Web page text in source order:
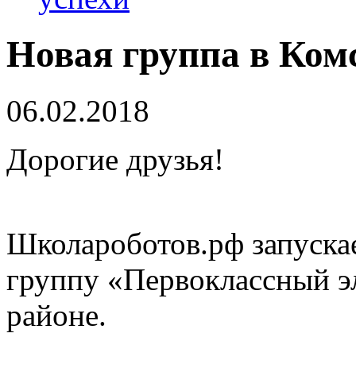
Новая группа в
06.02.2018
Дорогие друзья!
Школароботов.рф
группу «Первоклассный
районе.